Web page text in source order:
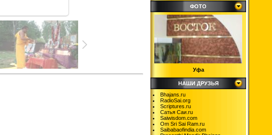
ФОТО
Уфа
НАШИ ДРУЗЬЯ
Bhajans.ru
RadioSai.org
Scriptures.ru
Сатья Саи.ru
Saiwisdom.com
Om Sri Sai Ram.ru
Saibabaofindia.com